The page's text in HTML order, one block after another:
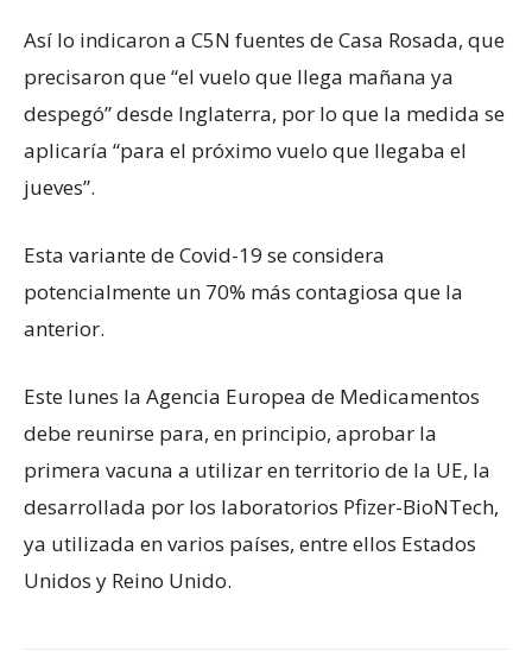
Así lo indicaron a C5N fuentes de Casa Rosada, que
precisaron que “el vuelo que llega mañana ya
despegó” desde Inglaterra, por lo que la medida se
aplicaría “para el próximo vuelo que llegaba el
jueves”.
Esta variante de Covid-19 se considera
potencialmente un 70% más contagiosa que la
anterior.
Este lunes la Agencia Europea de Medicamentos
debe reunirse para, en principio, aprobar la
primera vacuna a utilizar en territorio de la UE, la
desarrollada por los laboratorios Pfizer-BioNTech,
ya utilizada en varios países, entre ellos Estados
Unidos y Reino Unido.